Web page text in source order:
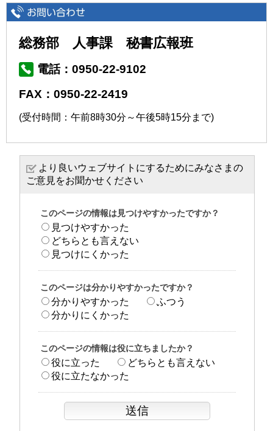
総務部 人事課 秘書広報班
電話：0950-22-9102
FAX：0950-22-2419
(受付時間：午前8時30分～午後5時15分まで)
より良いウェブサイトにするためにみなさまの
ご意見をお聞かせください
このページの情報は見つけやすかったですか？
見つけやすかった
どちらとも言えない
見つけにくかった
このページは分かりやすかったですか？
分かりやすかった
ふつう
分かりにくかった
このページの情報は役に立ちましたか？
役に立った
どちらとも言えない
役に立たなかった